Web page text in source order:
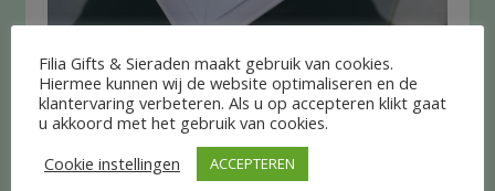
Colombia Agaat armband met RVS
Boeddha
€20.95
Filia Gifts & Sieraden maakt gebruik van cookies.
Hiermee kunnen wij de website optimaliseren en de
klantervaring verbeteren. Als u op accepteren klikt gaat
u akkoord met het gebruik van cookies.
Cookie instellingen
ACCEPTEREN